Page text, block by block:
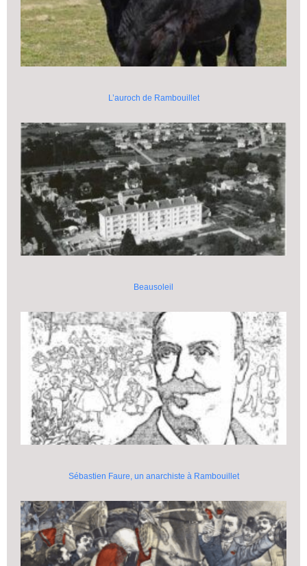
L’auroch de Rambouillet
Beausoleil
Sébastien Faure, un anarchiste à Rambouillet